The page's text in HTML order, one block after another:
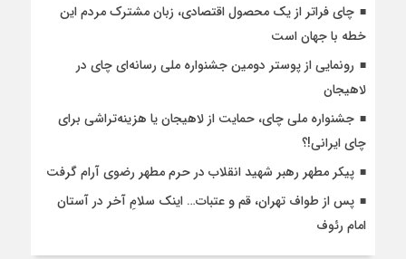
چای فراتر از یک محصول اقتصادی، زبان مشترک مردم این
خطه با جهان است
رونمایی از پوستر دومین جشنواره ملی رسانه‌ای چای در
لاهیجان
جشنواره ملی چای، حمایت از لاهیجان یا هزینه‌تراشی برای
چای ایرانی!؟
پیکر مطهر رهبر شهید انقلاب در حرم مطهر رضوی آرام گرفت
پس از طواف تهران، قم و عتبات… اینک سلامِ آخر در آستان
امام رئوف